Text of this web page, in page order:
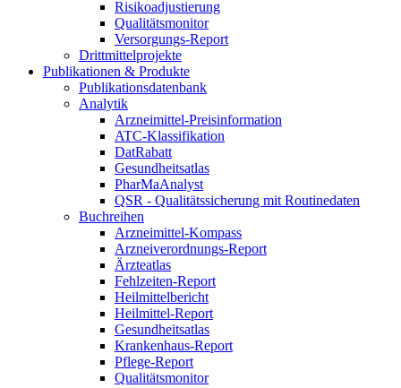
Risikoadjustierung
Qualitätsmonitor
Versorgungs-Report
Drittmittelprojekte
Publikationen & Produkte
Publikationsdatenbank
Analytik
Arzneimittel-Preisinformation
ATC-Klassifikation
DatRabatt
Gesundheitsatlas
PharMaAnalyst
QSR - Qualitätssicherung mit Routinedaten
Buchreihen
Arzneimittel-Kompass
Arzneiverordnungs-Report
Ärzteatlas
Fehlzeiten-Report
Heilmittelbericht
Heilmittel-Report
Gesundheitsatlas
Krankenhaus-Report
Pflege-Report
Qualitätsmonitor